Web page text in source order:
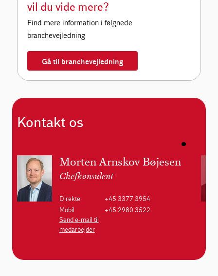
vil du vide mere?
Find mere information i følgnede
branchevejledning
Gå til branchevejledning
Kontakt os
Morten Arnskov Bøjesen
Chefkonsulent
Direkte
+45 3377 3954
Mobil
+45 2980 3522
Send e-mail til
medarbejder